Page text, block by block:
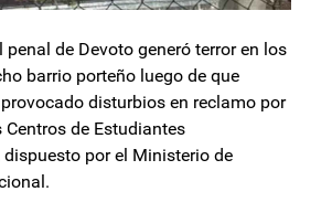
penal de Devoto generó terror en los
barrio porteño luego de que
disturbios en reclamo por
Centros de Estudiantes
por el Ministerio de